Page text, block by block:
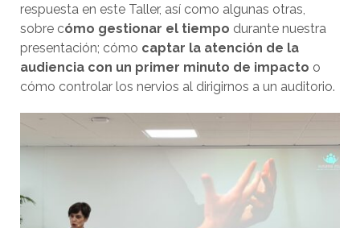
respuesta en este Taller, así como algunas otras,
sobre cómo gestionar el tiempo durante nuestra
presentación; cómo captar la atención de la
audiencia con un primer minuto de impacto o
cómo controlar los nervios al dirigirnos a un auditorio.